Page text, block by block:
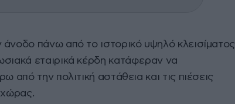
πάνω από το ιστορικό υψηλό κλεισίματος
εταιρικά κέρδη κατάφεραν να
από την πολιτική αστάθεια και τις πιέσεις
χώρας.